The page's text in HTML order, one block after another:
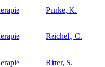
Punke, K.
Reichelt, C.
Ritter, S.